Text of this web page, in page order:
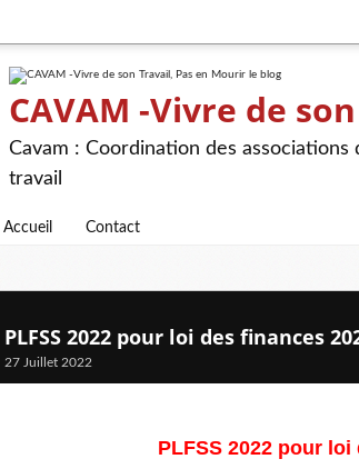
CAVAM -Vivre de
Cavam : Coordination des
travail
Accueil Contact
PLFSS 2022 pour loi des finances
27 Juillet 2022
PLFSS 2022 pour